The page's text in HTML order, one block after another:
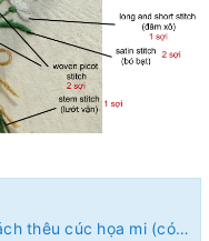
Học thêu cơ bản: Hướng dẫn các cách thêu cúc họa mi (có mẫu in)